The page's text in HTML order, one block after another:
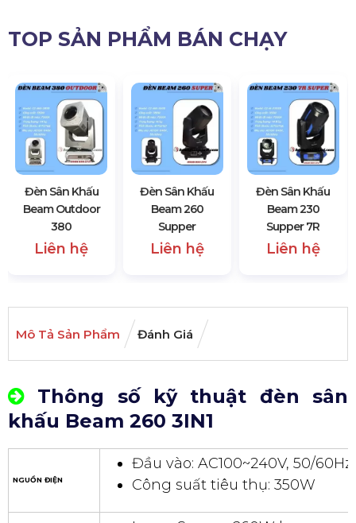
TOP SẢN PHẨM BÁN CHẠY
Đèn Sân Khấu
Beam Outdoor
380
Liên hệ
Đèn Sân Khấu
Beam 260
Supper
Liên hệ
Đèn Sân Khấu
Beam 230
Supper 7R
Liên hệ
Mô Tả Sản Phẩm Đánh Giá
Thông số kỹ thuật đèn sân
khấu Beam 260 3IN1
NGUỒN ĐIỆN
Đầu vào: AC100~240V, 50/60Hz
Công suất tiêu thụ: 350W